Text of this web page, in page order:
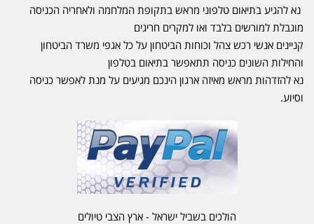
נא להגיע בתיאום טלפוני מראש בתקופת המלחמה ולאחריה הכניסה
מוגבלת למורשים בלבד ואו למקרים חריגים
קניינים אנשי רכש צהל וכוחות הביטחון על כל אגפי משרד הביטחון
והחילות השונים כניסה תתאפשר בתיאום בטלפון
נא להזדהות מראש מאיזה ארגון הינכם מגיעים על מנת לאפשר כניסה
וסיוע.
הולכים בשביל ישראל - ארץ הצבי טיולים